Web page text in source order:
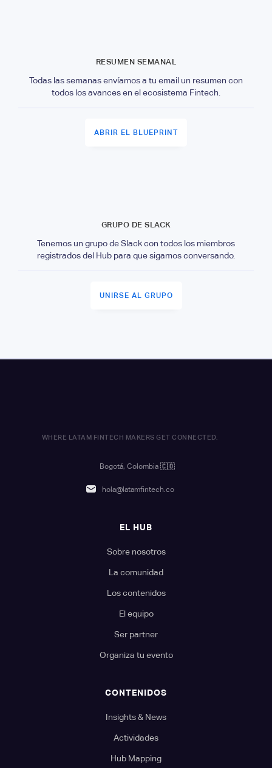
RESUMEN SEMANAL
Todas las semanas envíamos a tu email un resumen con
todos los avances en el ecosistema Fintech.
ABRIR EL BLUEPRINT
GRUPO DE SLACK
Tenemos un grupo de Slack con todos los miembros
registrados del Hub para que sigamos conversando.
UNIRSE AL GRUPO
WHERE LATAM FINTECH MAKERS GET CONNECTED.
Bogotá, Colombia 🇨🇴
hola@latamfintech.co
EL HUB
Sobre nosotros
La comunidad
Los contenidos
El equipo
Ser partner
Organiza tu evento
CONTENIDOS
Insights & News
Actividades
Hub Mapping